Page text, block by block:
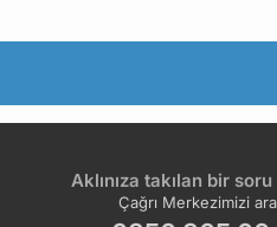
Aklınıza takılan bir
Çağrı Merkezimizi